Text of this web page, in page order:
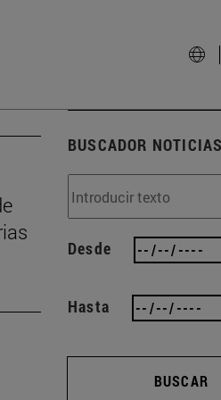
BUSCADOR NOTICIAS
Desde
Hasta
BUSCAR